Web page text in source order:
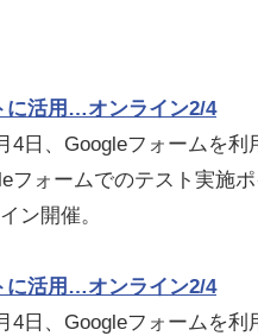
に活用…オンライン2/4
日、Googleフォームを利
フォームでのテスト実施
ン開催。
に活用…オンライン2/4
日、Googleフォームを利